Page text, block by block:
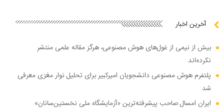
آخرین اخبار
بیش از نیمی از غول‌های هوش مصنوعی، هرگز مقاله علمی منتشر
نکرده‌اند
پلتفرم هوش مصنوعی دانشجویان امیرکبیر برای تحلیل نوار مغزی معرفی
شد
ایران امسال صاحب پیشرفته‌ترین «آزمایشگاه ملی نخستین‌سانان»